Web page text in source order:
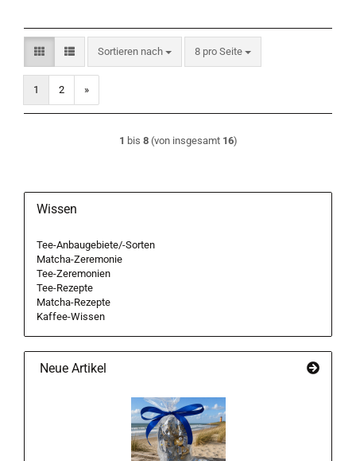
Sortieren nach
Sortieren nach 8 pro Seite
pro Seite
1 2 »
1 bis 8(von insgesamt 16)
Wissen
Tee-Anbaugebiete/-Sorten
Matcha-Zeremonie
Tee-Zeremonien
Tee-Rezepte
Matcha-Rezepte
Kaffee-Wissen
Neue Artikel